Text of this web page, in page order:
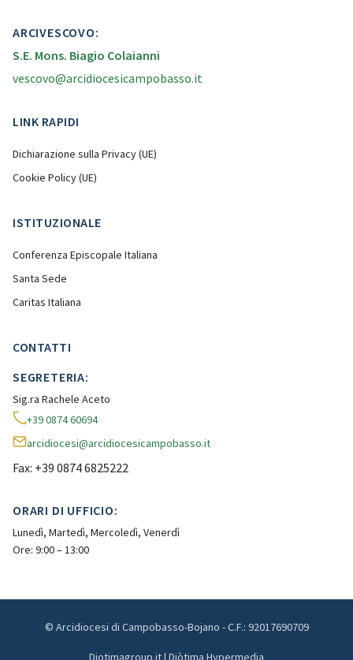
ARCIVESCOVO:
S.E. Mons. Biagio Colaianni
vescovo@arcidiocesicampobasso.it
LINK RAPIDI
Dichiarazione sulla Privacy (UE)
Cookie Policy (UE)
ISTITUZIONALE
Conferenza Episcopale Italiana
Santa Sede
Caritas Italiana
CONTATTI
SEGRETERIA:
Sig.ra Rachele Aceto
+39 0874 60694
arcidiocesi@arcidiocesicampobasso.it
Fax: +39 0874 6825222
ORARI DI UFFICIO:
Lunedì, Martedì, Mercoledì, Venerdì
Ore: 9:00 – 13:00
© Arcidiocesi di Campobasso-Bojano - C.F.: 92017690709
Diotimagroup.it | Diòtima Hypermedia